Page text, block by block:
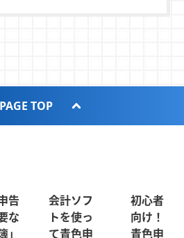
PAGE TOP
告
な
」
会計ソフ
トを使っ
て青色申
初心者
向け！
青色申